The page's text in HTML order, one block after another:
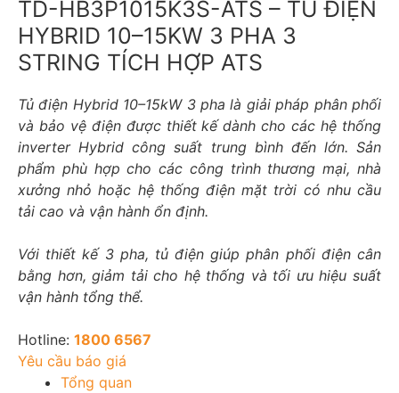
TD-HB3P1015K3S-ATS – TỦ ĐIỆN
HYBRID 10–15KW 3 PHA 3
STRING TÍCH HỢP ATS
Tủ điện Hybrid 10–15kW 3 pha là giải pháp phân phối
và bảo vệ điện được thiết kế dành cho các hệ thống
inverter Hybrid công suất trung bình đến lớn. Sản
phẩm phù hợp cho các công trình thương mại, nhà
xưởng nhỏ hoặc hệ thống điện mặt trời có nhu cầu
tải cao và vận hành ổn định.
Với thiết kế 3 pha, tủ điện giúp phân phối điện cân
bằng hơn, giảm tải cho hệ thống và tối ưu hiệu suất
vận hành tổng thể.
Hotline: 1800 6567
Yêu cầu báo giá
Tổng quan